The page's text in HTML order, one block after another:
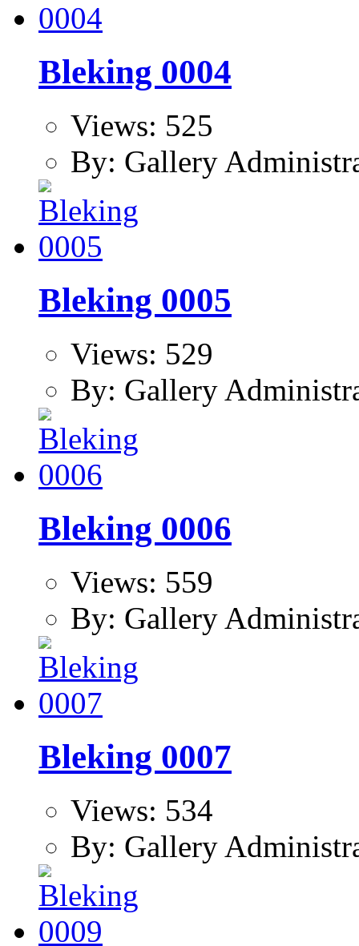
Bleking 0004
Views: 525
By: Gallery
Bleking 0005
Views: 529
By: Gallery
Bleking 0006
Views: 559
By: Gallery
Bleking 0007
Views: 534
By: Gallery